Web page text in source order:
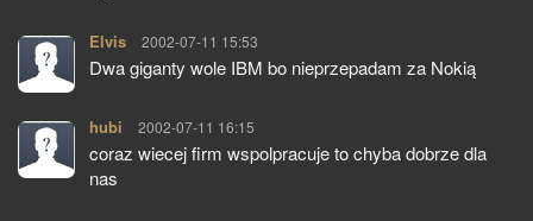
Elvis pisze:
2002-07-11 15:53
Dwa giganty wole IBM bo nieprzepadam za Nokią
hubi pisze:
2002-07-11 16:15
coraz wiecej firm wspolpracuje to chyba dobrze dla
nas